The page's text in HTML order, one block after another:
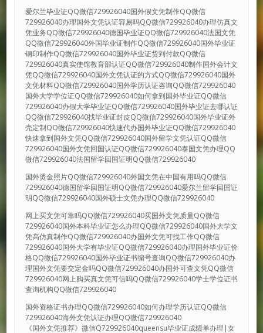
爱尔兰毕业证QQ微信729926040国外假文凭制作QQ微信
729926040办理国外文凭认证容易吗QQ微信729926040办理仿真文
凭业务QQ微信729926040德国毕业证QQ微信729926040法国文凭
QQ微信729926040外国毕业证制作QQ微信729926040国外毕业证
钢印制作QQ微信729926040国外毕业证货到付款QQ微信
729926040真实使馆教育部认证QQ微信729926040制作国外会计文
凭QQ微信729926040国外文凭认证的方式QQ微信729926040国外
文凭材料QQ微信729926040国外学历认证咨询QQ微信729926040
国外大学学位证QQ微信729926040如何拿到国外毕业证QQ微信
729926040办假大学毕业证QQ微信729926040国外毕业证去哪认证
QQ微信729926040找毕业证封皮QQ微信729926040国外毕业证外
壳定制QQ微信729926040快速代办国外毕业证QQ微信729926040
快速拿到国外文凭QQ微信729926040国外留学文凭认证QQ微信
729926040国外文凭回国认证QQ微信729926040泰国文凭办理QQ
微信729926040法国留学回国证明QQ微信729926040
国外烫金照片QQ微信729926040外国文凭在中国有用吗QQ微信
729926040德国留学回国证明QQ微信729926040爱尔兰留学回国证
明QQ微信729926040国外硕士文凭办理QQ微信729926040
网上买文凭可靠吗QQ微信729926040买国外文凭质量QQ微信
729926040国外本科毕业证怎么办理QQ微信729926040国外大学文
凭高仿真制作QQ微信729926040办国外文凭可找工作QQ微信
729926040国外大学有毕业证QQ微信729926040办理国外毕业证价
格QQ微信729926040国外毕业证书编号查询QQ微信729926040办
理国外文凭要交定金吗QQ微信729926040办国外可查文凭QQ微信
729926040网上购买真文凭可信吗QQ微信729926040学士学位证书
查询机构QQ微信729926040
国外资格证书办理QQ微信729926040如何办理学历认证QQ微信
729926040海外文凭认证办理QQ微信729926040
《国外文凭推荐》微信Q729926040queensu毕业证成绩单办理|女